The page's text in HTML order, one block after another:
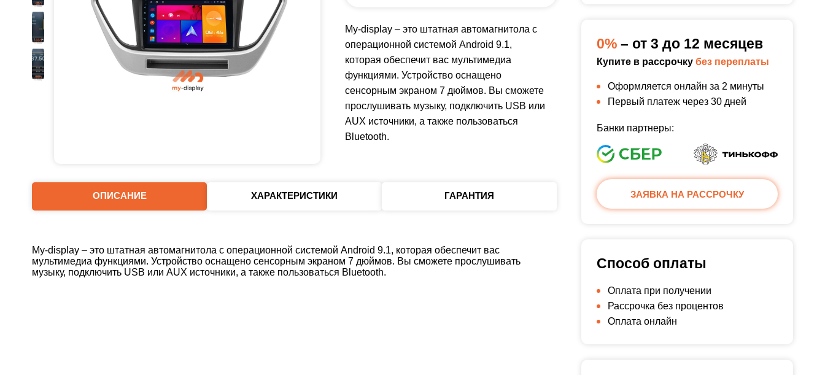
My-display – это штатная автомагнитола с
операционной системой Android 9.1,
которая обеспечит вас мультимедиа
функциями. Устройство оснащено
сенсорным экраном 7 дюймов. Вы сможете
прослушивать музыку, подключить USB или
AUX источники, а также пользоваться
Bluetooth.
ОПИСАНИЕ ХАРАКТЕРИСТИКИ ГАРАНТИЯ
My-display – это штатная автомагнитола с операционной системой Android 9.1, которая обеспечит вас
мультимедиа функциями. Устройство оснащено сенсорным экраном 7 дюймов. Вы сможете прослушивать
музыку, подключить USB или AUX источники, а также пользоваться Bluetooth.
0% – от 3 до 12 месяцев
Купите в рассрочку без переплаты
Оформляется онлайн за 2 минуты
Первый платеж через 30 дней
Банки партнеры:
ЗАЯВКА НА РАССРОЧКУ
Способ оплаты
Оплата при получении
Рассрочка без процентов
Оплата онлайн